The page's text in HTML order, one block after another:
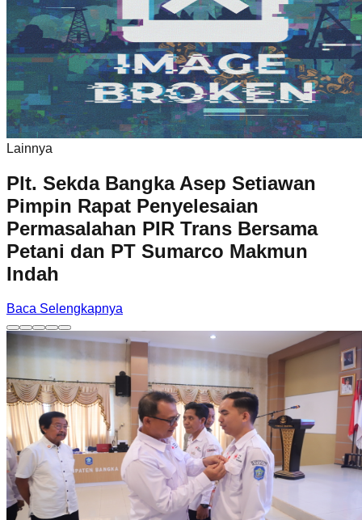
Lainnya
Plt. Sekda Bangka Asep Setiawan
Pimpin Rapat Penyelesaian
Permasalahan PIR Trans Bersama
Petani dan PT Sumarco Makmun
Indah
Baca Selengkapnya